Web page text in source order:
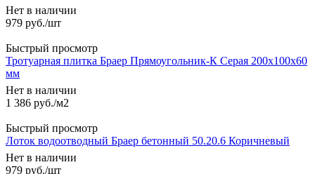
Нет в наличии
979 руб./шт
Быстрый просмотр
Тротуарная плитка Браер Прямоугольник-К Серая 200x100х60
мм
Нет в наличии
1 386 руб./м2
Быстрый просмотр
Лоток водоотводный Браер бетонный 50.20.6 Коричневый
Нет в наличии
979 руб./шт